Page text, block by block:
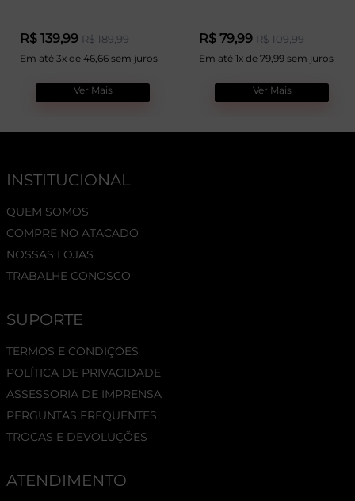
R$ 139,99 R$ 189,99
Em até 3x de 46,66 sem juros
Ver Mais
R$ 79,99 R$ 109,99
Em até 1x de 79,99 sem juros
Ver Mais
INSTITUCIONAL
QUEM SOMOS
COMPRE NO ATACADO
NOSSAS LOJAS
TRABALHE CONOSCO
SUPORTE
TERMOS E CONDIÇÕES
POLÍTICA DE PRIVACIDADE
ASSESSORIA DE IMPRENSA
PERGUNTAS FREQUENTES
TROCAS E DEVOLUÇÕES
ATENDIMENTO